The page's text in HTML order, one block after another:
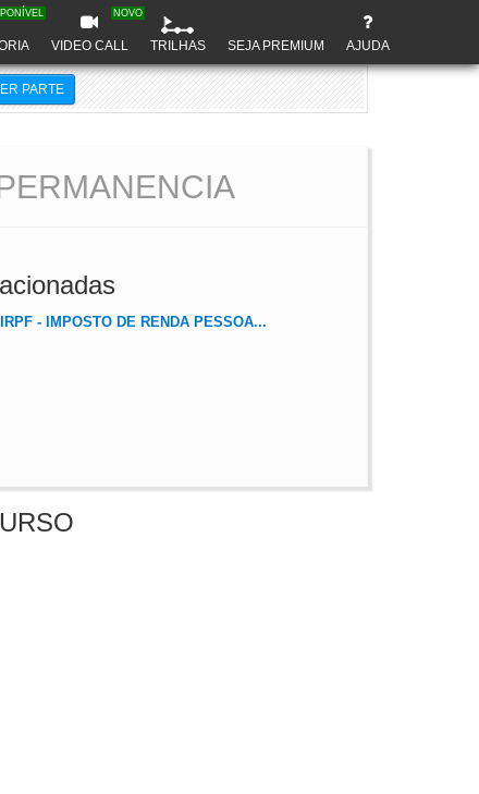
VIDEO CALL
NOVO
TRILHAS SEJA PREMIUM AJUDA
PARTE
IRPF - IMPOSTO DE RENDA PESSOA...